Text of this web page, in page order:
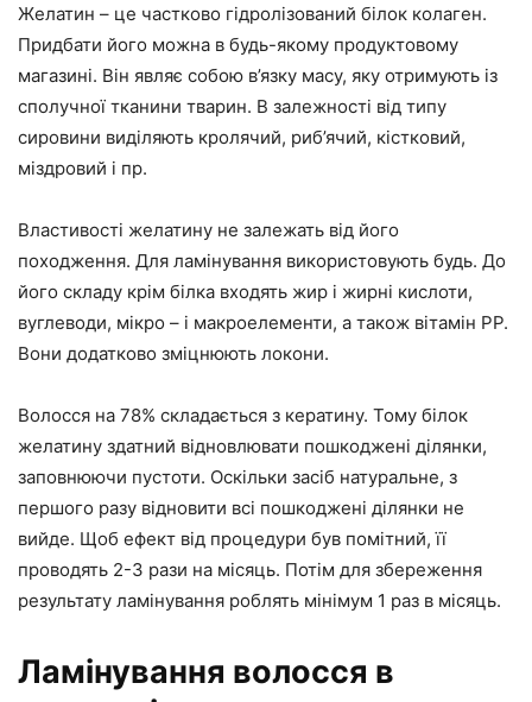
Желатин – це частково гідролізований білок колаген.
Придбати його можна в будь-якому продуктовому
магазині. Він являє собою в’язку масу, яку отримують із
сполучної тканини тварин. В залежності від типу
сировини виділяють кролячий, риб’ячий, кістковий,
міздровий і пр.
Властивості желатину не залежать від його
походження. Для ламінування використовують будь. До
його складу крім білка входять жир і жирні кислоти,
вуглеводи, мікро – і макроелементи, а також вітамін РР.
Вони додатково зміцнюють локони.
Волосся на 78% складається з кератину. Тому білок
желатину здатний відновлювати пошкоджені ділянки,
заповнюючи пустоти. Оскільки засіб натуральне, з
першого разу відновити всі пошкоджені ділянки не
вийде. Щоб ефект від процедури був помітний, її
проводять 2-3 рази на місяць. Потім для збереження
результату ламінування роблять мінімум 1 раз в місяць.
Ламінування волосся в